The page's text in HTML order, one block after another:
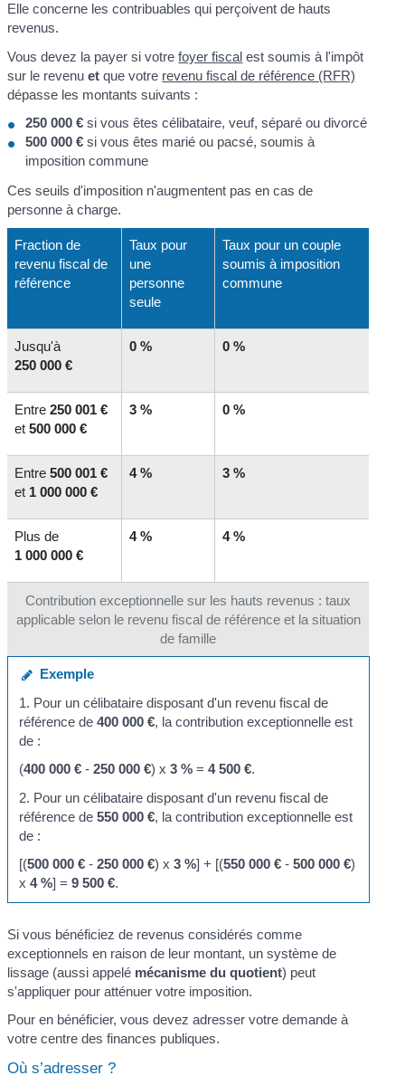
Elle concerne les contribuables qui perçoivent de hauts
revenus.
Vous devez la payer si votrefoyer fiscal est soumis à l'impôt
sur le revenuet que votre revenu fiscal de référence (RFR)
dépasse les montants suivants :
250 000 € si vous êtes célibataire, veuf, séparé ou divorcé
500 000 € si vous êtes marié ou pacsé, soumis à
imposition commune
Ces seuils d'imposition n'augmentent pas en cas de
personne à charge.
Contribution exceptionnelle sur les hauts revenus : taux
applicable selon le revenu fiscal de référence et la situation
de famille
Fraction de
revenu fiscal de
référence
Taux pour
une
personne
seule
Taux pour un couple
soumis à imposition
commune
Jusqu'à
250 000 €
0 % 0 %
Entre250 001 €
et500 000 €
3 % 0 %
Entre500 001 €
et 1 000 000 €
4 % 3 %
Plus de
1 000 000 €
4 % 4 %
Exemple
1. Pour un célibataire disposant d'un revenu fiscal de
référence de 400 000 €, la contribution exceptionnelle est
de :
(400 000 €- 250 000 €) x 3 %= 4 500 €.
2. Pour un célibataire disposant d'un revenu fiscal de
référence de 550 000 €, la contribution exceptionnelle est
de :
[(500 000 €- 250 000 €) x 3 %] + [(550 000 €- 500 000 €)
x 4 %] = 9 500 €.
Si vous bénéficiez de revenus considérés comme
exceptionnels en raison de leur montant, un système de
lissage (aussi appelé mécanisme du quotient) peut
s'appliquer pour atténuer votre imposition.
Pour en bénéficier, vous devez adresser votre demande à
votre centre des finances publiques.
Où s’adresser ?